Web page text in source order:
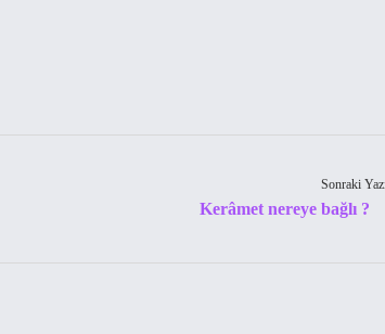
Sonraki
Kerâmet nereye bağlı ?